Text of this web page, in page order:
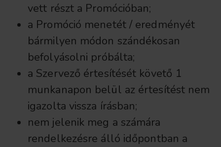
vett részt a Promócióban;
a Promóció menetét / eredményét
bármilyen módon szándékosan
befolyásolni próbálta;
a Szervező értesítését követő 1
munkanapon belül az értesítést nem
igazolta vissza írásban;
nem jelenik meg a számára
rendelkezésre álló időpontban a